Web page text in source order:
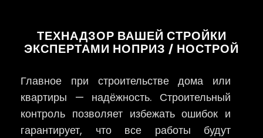
ТЕХНАДЗОР ВАШЕЙ СТРОЙКИ
ЭКСПЕРТАМИ НОПРИЗ / НОСТРОЙ
Главное при строительстве дома или
квартиры — надёжность. Строительный
контроль позволяет избежать ошибок и
гарантирует, что все работы будут